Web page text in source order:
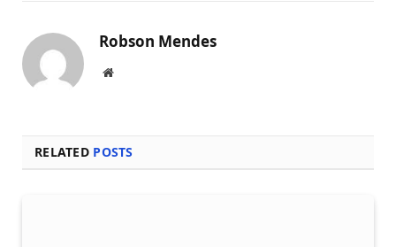
Robson Mendes
Local
RELATED POSTS